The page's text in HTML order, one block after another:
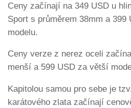
Ceny začínají na 349 USD u
Sport s průměrem 38mm a 399
modelu.
Ceny verze z nerez oceli
menší a 599 USD za větší
Kapitolou samou pro sebe je
karátového zlata začínají